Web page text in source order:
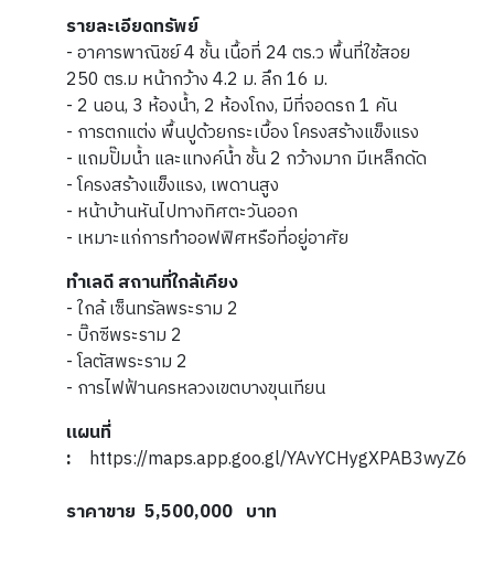
รายละเอียดทรัพย์
- อาคารพาณิชย์ 4 ชั้น เนื้อที่ 24 ตร.ว พื้นที่ใช้สอย
250 ตร.ม หน้ากว้าง 4.2 ม. ลึก 16 ม.
- 2 นอน, 3 ห้องน้ำ, 2 ห้องโถง, มีที่จอดรถ 1 คัน
- การตกแต่ง พื้นปูด้วยกระเบื้อง โครงสร้างแข็งแรง
- แถมปั๊มน้ำ และแทงค์น้ำ ชั้น 2 กว้างมาก มีเหล็กดัด
- โครงสร้างแข็งแรง, เพดานสูง
- หน้าบ้านหันไปทางทิศตะวันออก
- เหมาะแก่การทำออฟฟิศหรือที่อยู่อาศัย
ทำเลดี สถานที่ใกล้เคียง
- ใกล้ เซ็นทรัลพระราม 2
- บิ๊กซีพระราม 2
- โลตัสพระราม 2
- การไฟฟ้านครหลวงเขตบางขุนเทียน
แผนที่
:
https://maps.app.goo.gl/YAvYCHygXPAB3wyZ6
ราคาขาย 5,500,000 บาท